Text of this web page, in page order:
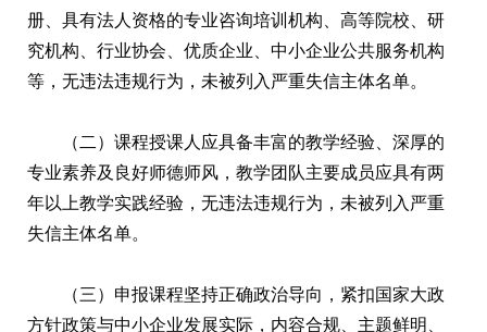
册、具有法人资格的专业咨询培训机构、高等院校、研
究机构、行业协会、优质企业、中小企业公共服务机构
等，无违法违规行为，未被列入严重失信主体名单。
（二）课程授课人应具备丰富的教学经验、深厚的
专业素养及良好师德师风，教学团队主要成员应具有两
年以上教学实践经验，无违法违规行为，未被列入严重
失信主体名单。
（三）申报课程坚持正确政治导向，紧扣国家大政
方针政策与中小企业发展实际，内容合规、主题鲜明、